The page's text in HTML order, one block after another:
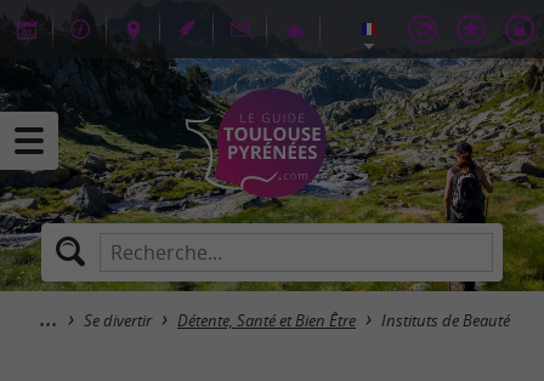
Se divertir Détente, Santé et Bien Être Instituts de Beauté